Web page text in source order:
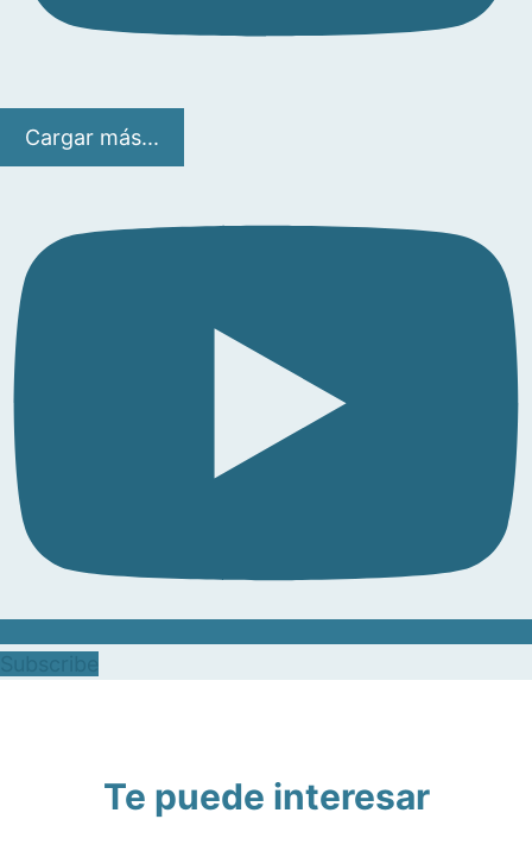
Cargar más...
Te puede interesar